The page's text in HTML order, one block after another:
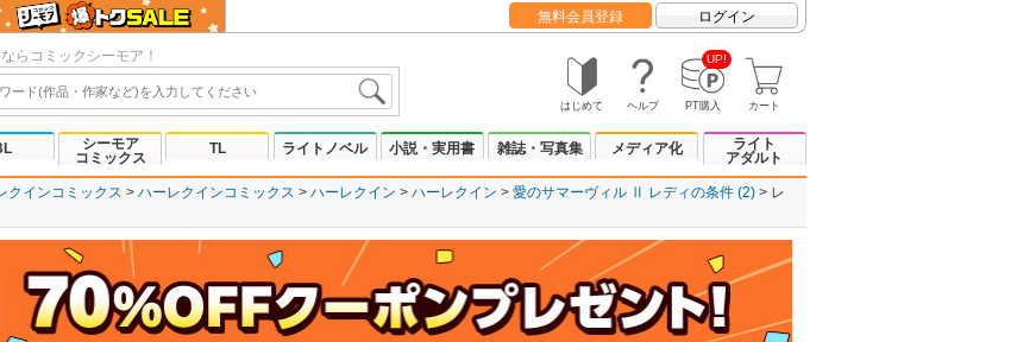
無料会員登録 ログイン
らコミックシーモア！
はじめて ヘルプ
UP!
PT購入 カート
シーモア
コミックス
TL ライトノベル 小説・実用書 雑誌・写真集 メディア化
ライト
アダルト
クインコミックス ハーレクインコミックス ハーレクイン ハーレクイン 愛のサマーヴィル Ⅱ レディの条件 (2)
レ